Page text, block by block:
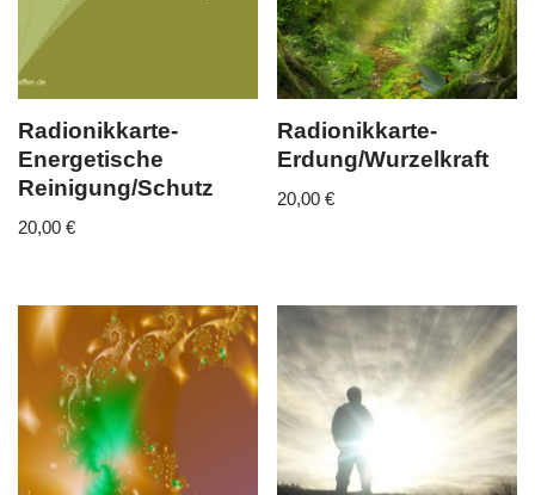
Radionikkarte-
Energetische
Reinigung/Schutz
20,00 €
Radionikkarte-
Erdung/Wurzelkraft
20,00€